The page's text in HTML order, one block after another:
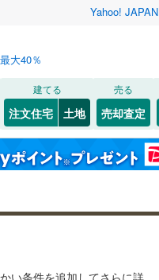
Yahoo! JAPAN
大40％
建てる
注文住宅 土地
売る
売却査定
い条件を追加してさらに詳
秋田 山形
三重
(0)
区(0)
市(9)
線(0)
新宿ライン（前橋～小田原）
新幹線(0)
（0）
地（0）
しました
マイページから設定できます。
建築条件付き土地を含む
に入りリストを見る
じる
に入りリストを見る
じる